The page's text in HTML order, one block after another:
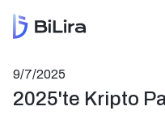
9/7/2025
2025'te Kripto